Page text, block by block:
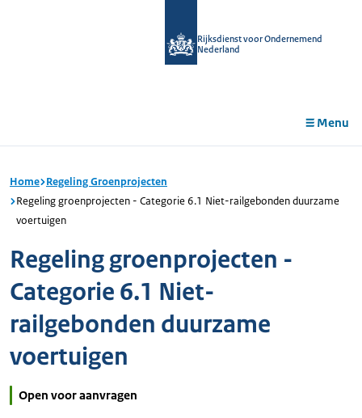
Rijksdienst voor Ondernemend
Nederland
Menu
Home Regeling Groenprojecten
Regeling groenprojecten - Categorie 6.1 Niet-railgebonden duurzame
voertuigen
Regeling groenprojecten -
Categorie 6.1 Niet-
railgebonden duurzame
voertuigen
Open voor aanvragen